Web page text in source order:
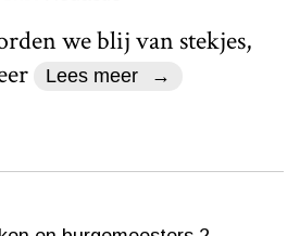
we blij van stekjes,
Lees meer